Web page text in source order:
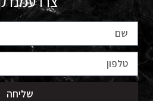
זום (הגדלה)
remove_circle_outline הקטנת גופן
spellcheck גופן קריא
שליחה